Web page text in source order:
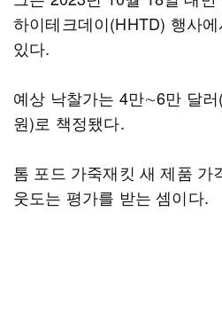
하이테크데이(HHTD) 행사
있다.
예상 낙찰가는 4만∼6만 달
원)로 책정됐다.
톰 포드 가죽재킷 새 제품 가
웃도는 평가를 받는 셈이다.